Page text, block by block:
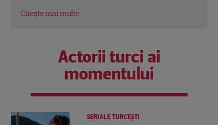
Citește mai multe
Actorii turci ai
momentului
SERIALE TURCEŞTI